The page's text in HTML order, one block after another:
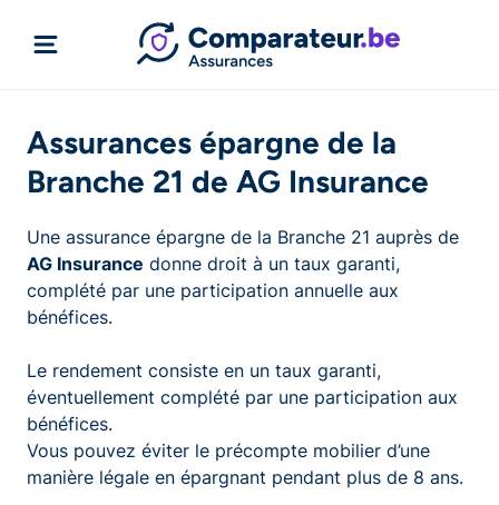
Assurances épargne de la
Branche 21 de AG Insurance
Une assurance épargne de la Branche 21 auprès de
AG Insurance donne droit à un taux garanti,
complété par une participation annuelle aux
bénéfices.
Le rendement consiste en un taux garanti,
éventuellement complété par une participation aux
bénéfices.
Vous pouvez éviter le précompte mobilier d’une
manière légale en épargnant pendant plus de 8 ans.